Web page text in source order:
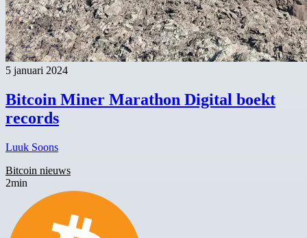
5 januari 2024
Bitcoin Miner Marathon Digital boekt
records
Luuk Soons
Bitcoin nieuws
2min